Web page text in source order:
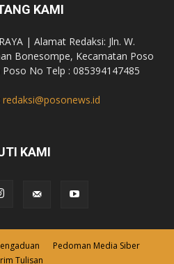
KAMI
| Alamat Redaksi: Jln. W.
Bonesompe, Kecamatan Poso
No Telp : 085394147485
redaksi@posonews.id
KAMI
Pedoman Media Siber
Tulisan